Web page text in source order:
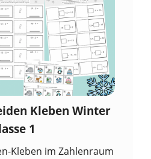
Kleben Winter
1
Kleben im Zahlenraum